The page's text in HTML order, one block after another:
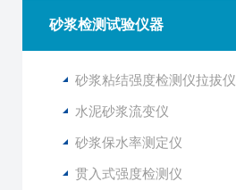
砂浆检测试验仪器
砂浆粘结强度检测仪拉拔仪
水泥砂浆流变仪
砂浆保水率测定仪
贯入式强度检测仪